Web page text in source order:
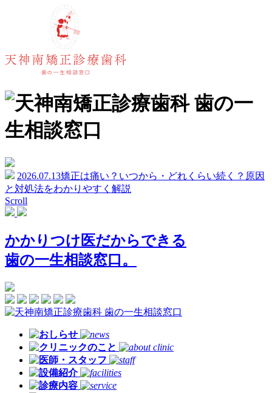
2026.07.13矯正は痛い？いつから・どれくらい続く？原因
と対処法をわかりやすく解説
Scroll
かかりつけ医だからできる
歯の一生相談窓口。